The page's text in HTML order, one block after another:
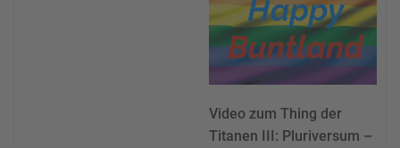
Video zum Thing der
Titanen III: Pluriversum –